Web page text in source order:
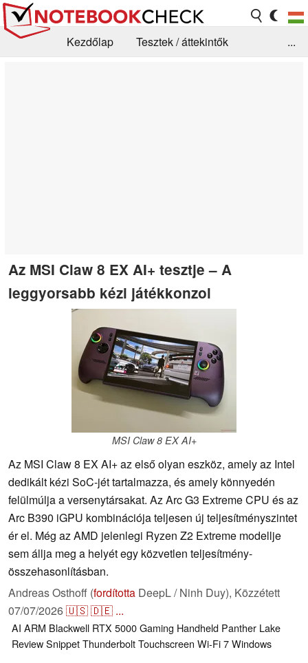
Kezdőlap
Tesztek / áttekintők
...
Az MSI Claw 8 EX AI+ tesztje – A
leggyorsabb kézi játékkonzol
MSI Claw 8 EX AI+
Az MSI Claw 8 EX AI+ az első olyan eszköz, amely az Intel
dedikált kézi SoC-jét tartalmazza, és amely könnyedén
felülmúlja a versenytársakat. Az Arc G3 Extreme CPU és az
Arc B390 iGPU kombinációja teljesen új teljesítményszintet
ér el. Még az AMD jelenlegi Ryzen Z2 Extreme modellje
sem állja meg a helyét egy közvetlen teljesítmény-
összehasonlításban.
Andreas Osthoff (fordította DeepL / Ninh Duy), Közzétett
07/07/2026🇺🇸🇩🇪 ...
AI ARM Blackwell RTX 5000Gaming Handheld Panther Lake
Review SnippetThunderboltTouchscreen Wi-Fi 7Windows